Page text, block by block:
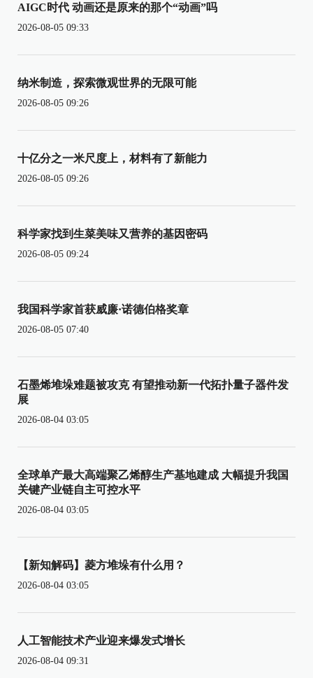
AIGC时代 动画还是原来的那个“动画”吗
2026-08-05 09:33
纳米制造，探索微观世界的无限可能
2026-08-05 09:26
十亿分之一米尺度上，材料有了新能力
2026-08-05 09:26
科学家找到生菜美味又营养的基因密码
2026-08-05 09:24
我国科学家首获威廉·诺德伯格奖章
2026-08-05 07:40
石墨烯堆垛难题被攻克 有望推动新一代拓扑量子器件发
展
2026-08-04 03:05
全球单产最大高端聚乙烯醇生产基地建成 大幅提升我国
关键产业链自主可控水平
2026-08-04 03:05
【新知解码】菱方堆垛有什么用？
2026-08-04 03:05
人工智能技术产业迎来爆发式增长
2026-08-04 09:31